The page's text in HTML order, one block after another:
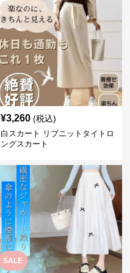
¥3,260 (税込)
白スカート リブニットタイトロ
ングスカート
SALE